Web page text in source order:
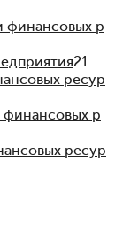
финансовых р
21
ресур
финансовых р
ресур